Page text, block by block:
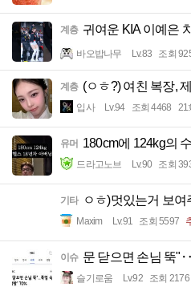
계층 귀여운 KIA 이예은
바오밥나무 Lv.83 조회
계층 (ㅇㅎ?) 여친 복장,
입사 Lv.94 조회 4468
유머 180cm에 124kg의
드라고노브 Lv.90 조회
기타 ㅇㅎ)멋있는거 보
Maxim Lv.91 조회 5597
이슈 문 닫으면 손님 뚝
슬기로움 Lv.92 조회 2176